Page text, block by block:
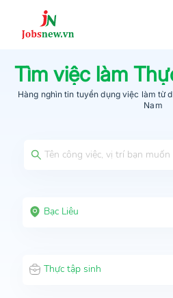
Tìm việc làm
Hàng nghìn tin tuyển dụng việc làm từ
Nam
Bạc Liêu
Thực tập sinh